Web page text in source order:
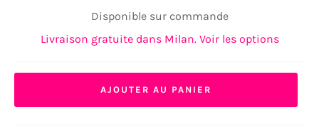
régulier
Disponible sur commande
Livraison gratuite dans Milan. Voir les options
AJOUTER AU PANIER